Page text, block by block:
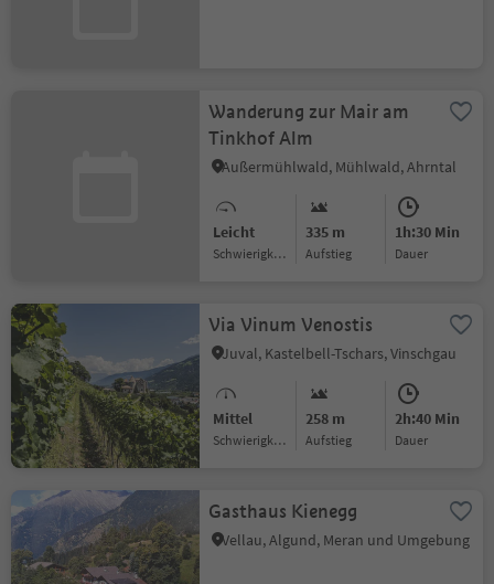
Wanderung zur Mair am
Tinkhof Alm
Außermühlwald, Mühlwald, Ahrntal
Leicht
Schwierigkeitsgrad
335 m
Aufstieg
1h:30 Min
Dauer
Via Vinum Venostis
Juval, Kastelbell-Tschars, Vinschgau
Mittel
Schwierigkeitsgrad
258 m
Aufstieg
2h:40 Min
Dauer
Gasthaus Kienegg
Vellau, Algund, Meran und Umgebung